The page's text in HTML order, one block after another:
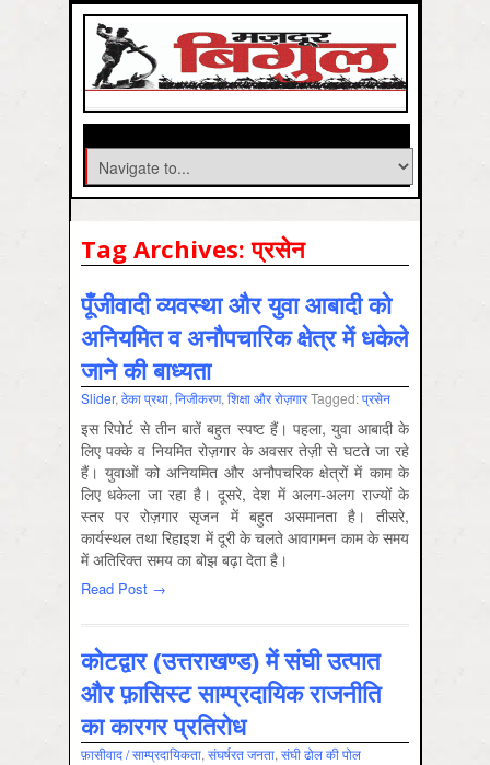
Tag Archives:प्रसेन
पूँजीवादी व्यवस्था और युवा आबादी को
अनियमित व अनौपचारिक क्षेत्र में धकेले
जाने की बाध्यता
Slider, ठेका प्रथा, निजीकरण, शिक्षा और रोज़गारTagged:प्रसेन
इस रिपोर्ट से तीन बातें बहुत स्पष्ट हैं। पहला, युवा आबादी के
लिए पक्के व नियमित रोज़गार के अवसर तेज़ी से घटते जा रहे
हैं। युवाओं को अनियमित और अनौपचरिक क्षेत्रों में काम के
लिए धकेला जा रहा है। दूसरे, देश में अलग-अलग राज्यों के
स्तर पर रोज़गार सृजन में बहुत असमानता है। तीसरे,
कार्यस्थल तथा रिहाइश में दूरी के चलते आवागमन काम के समय
में अतिरिक्त समय का बोझ बढ़ा देता है।
Read Post →
कोटद्वार (उत्तराखण्ड) में संघी उत्पात
और फ़ासिस्ट साम्प्रदायिक राजनीति
का कारगर प्रतिरोध
फ़ासीवाद / साम्‍प्रदायिकता, संघर्षरत जनता, संघी ढोल की पोल